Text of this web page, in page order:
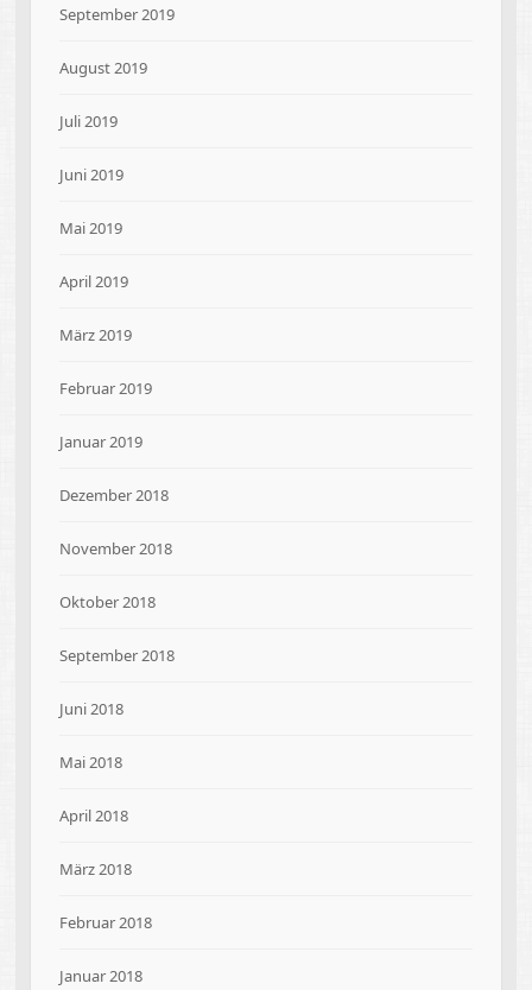
September 2019
August 2019
Juli 2019
Juni 2019
Mai 2019
April 2019
März 2019
Februar 2019
Januar 2019
Dezember 2018
November 2018
Oktober 2018
September 2018
Juni 2018
Mai 2018
April 2018
März 2018
Februar 2018
Januar 2018